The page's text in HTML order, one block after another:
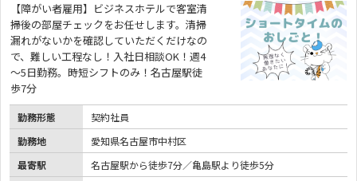
【障がい者雇用】ビジネスホテルで客室清
掃後の部屋チェックをお任せします。清掃
漏れがないかを確認していただくだけなの
で、難しい工程なし！入社日相談OK！週4
～5日勤務。時短シフトのみ！名古屋駅徒
歩7分
勤務形態
契約社員
勤務地
愛知県名古屋市中村区
最寄駅
名古屋駅から徒歩7分／亀島駅より徒歩5分